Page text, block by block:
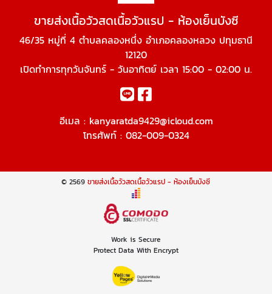
ขายส่งเนื้อวัวสดเนื้อวัวแรป - ห้องเย็นบังซี
46/35 หมู่ที่ 4 ตำบลคลองหนึ่ง อำเภอคลองหลวง ปทุมธานี
12120
เปิดทำการทุกวันจันทร์ - วันอาทิตย์ เวลา 15:00 - 02:00 น.
อีเมล : kanyaratda9429@icloud.com
โทรศัพท์ : 082-009-0324
© 2569ขายส่งเนื้อวัวสดเนื้อวัวแรป - ห้องเย็นบังซี
Work is Secure
Protect Data With Encrypt